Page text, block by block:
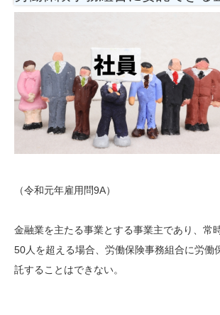
（令和元年雇用問9A）
金融業を主たる事業とする事業主であり、常
50人を超える場合、労働保険事務組合に労働
託することはできない。